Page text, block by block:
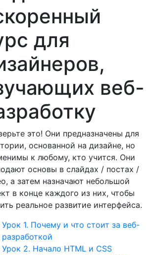
для
веб-
это! Они предназначены для
основанной на дизайне, но
к любому, кто учится. Они
основы в слайдах / постах /
а затем назначают небольшой
в конце каждого из них, чтобы
реальное развитие интерфейса.
Урок 1. Почему и что стоит за веб-
разработкой
Урок 2. Начало HTML и CSS